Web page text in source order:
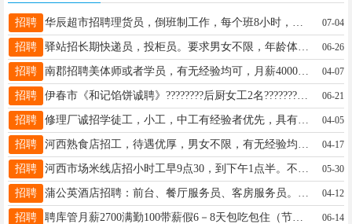
招聘 07-04
招聘 驿站招长期快递员，投柜员。要求男女不限，年龄体力够就行，心细，责任心强。待遇电话联系。有经验者电联，吴先生13114587976吴先生13114587976 06-26
招聘 南郡招聘美体师或者学员，有无经验均可，月薪4000-8000元，联系电话13204588688，13204588688 04-07
招聘 伊春市《和记馅饼诚聘》????‍????后厨女工2名????‍????前厅打菜员1名????????保洁员2名????????‍????粥师傅1名（男女不限）郭经理13089598966（微信同步）王经理13039661889（微信同步）郭经理13089598966 06-21
招聘 修理厂诚招学徒工，小工，中工有经验者优先，具有良好的沟通能力，待遇丰厚，工资面议邢先生18845862662 04-05
招聘 04-17
招聘 05-30
招聘 04-12
招聘 聘库管月薪2700满勤100带薪假6－8天包吃包住（节假日不休）；年龄20--30岁、会电脑，有工作经验者优先，可以培训的，电话18004587078高先生18004587078 06-14